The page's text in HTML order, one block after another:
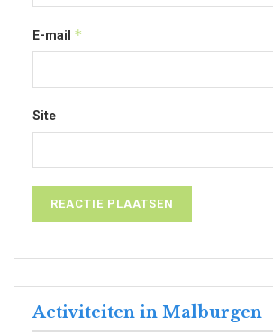
E-mail *
Site
Activiteiten in Malburgen